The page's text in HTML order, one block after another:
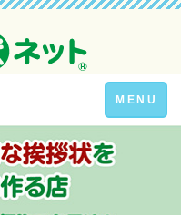
Toggle
navigation
MENU